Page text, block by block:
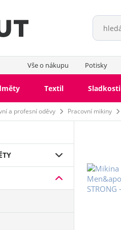
Vše o nákupu Potisky
Textil Sladkosti
a profesní oděvy Pracovní mikiny